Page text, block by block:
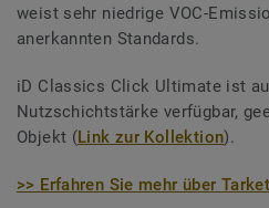
weist sehr niedrige VOC-
anerkannten Standards.
iD Classics Click Ultimate ist
Nutzschichtstärke verfügbar,
Objekt (Link zur Kollektion).
>> Erfahren Sie mehr über